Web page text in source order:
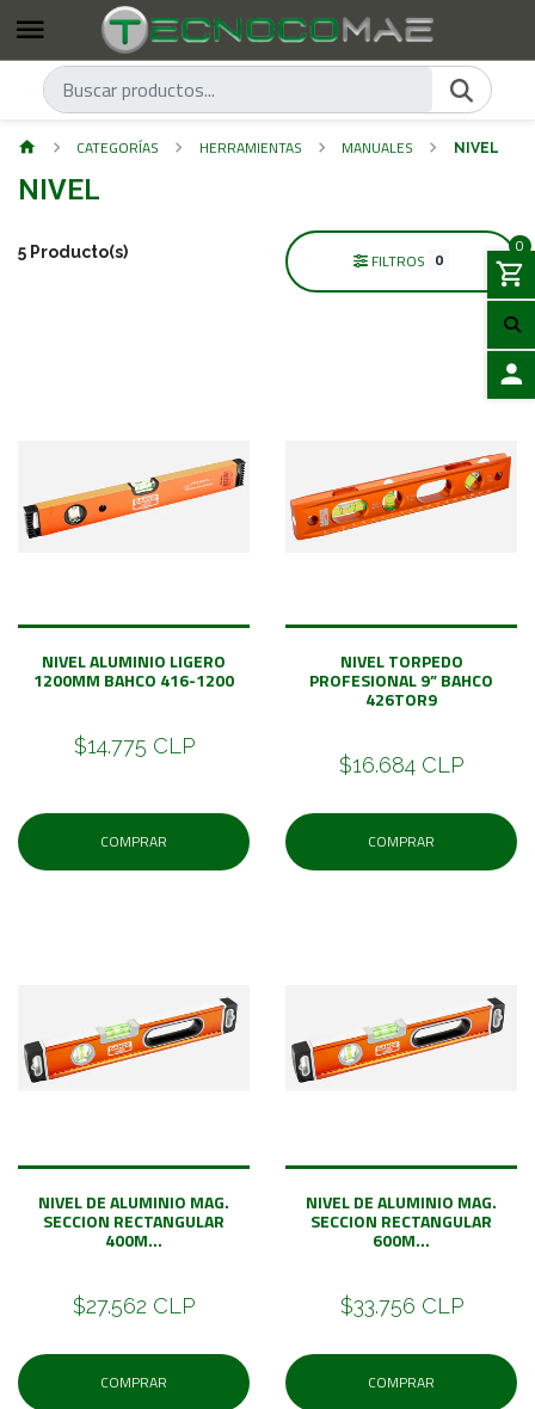
0
CATEGORÍAS HERRAMIENTAS MANUALES NIVEL
NIVEL
5 Producto(s) FILTROS 0
NIVEL ALUMINIO LIGERO
1200MM BAHCO 416-1200
$14.775 CLP
COMPRAR
NIVEL TORPEDO
PROFESIONAL 9” BAHCO
426TOR9
$16.684 CLP
COMPRAR
NIVEL DE ALUMINIO MAG.
SECCION RECTANGULAR
400M...
$27.562 CLP
COMPRAR
NIVEL DE ALUMINIO MAG.
SECCION RECTANGULAR
600M...
$33.756 CLP
COMPRAR